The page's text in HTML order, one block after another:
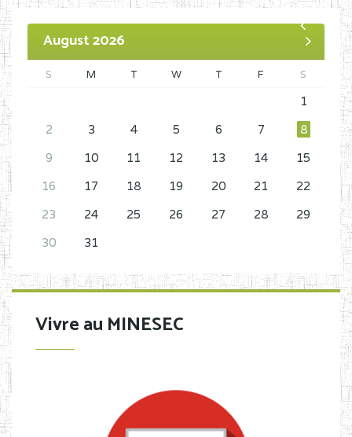
August 2026
S M T W T F S
1
2
3 4 5 6 7
8
9
10 11 12 13 14
15
16
17 18 19 20 21
22
23
24 25 26 27 28
29
30
31
Vivre au MINESEC